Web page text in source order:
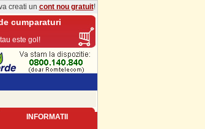
creati un cont nou gratuit!
cumparaturi
este gol!
INFORMATII